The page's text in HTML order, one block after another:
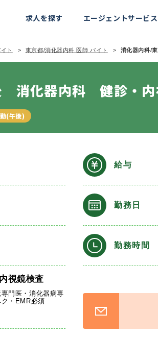
求人を探す エージェントサービス
ト 東京都/消化器内科 医師 バイト 消化器内科/
消化器内科 健診・内
(午後)
視鏡検査
門医・消化器病専
・EMR必須
給与
勤務日
勤務時間